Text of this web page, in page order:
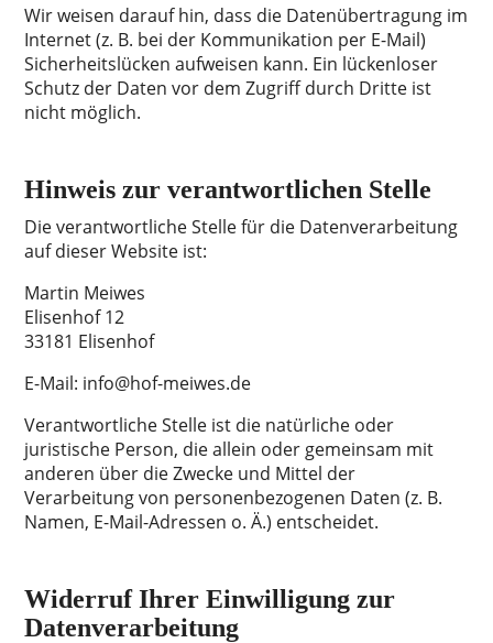
Wir weisen darauf hin, dass die Datenübertragung im
Internet (z. B. bei der Kommunikation per E-Mail)
Sicherheitslücken aufweisen kann. Ein lückenloser
Schutz der Daten vor dem Zugriff durch Dritte ist
nicht möglich.
Hinweis zur verantwortlichen Stelle
Die verantwortliche Stelle für die Datenverarbeitung
auf dieser Website ist:
Martin Meiwes
Elisenhof 12
33181 Elisenhof
E-Mail: info@hof-meiwes.de
Verantwortliche Stelle ist die natürliche oder
juristische Person, die allein oder gemeinsam mit
anderen über die Zwecke und Mittel der
Verarbeitung von personenbezogenen Daten (z. B.
Namen, E-Mail-Adressen o. Ä.) entscheidet.
Widerruf Ihrer Einwilligung zur
Datenverarbeitung